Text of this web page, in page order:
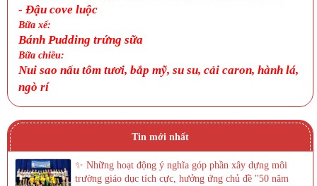
- Đậu cove luộc
Bữa xế:
Bánh Pudding trứng sữa
Bữa chiều:
Nui sao nấu tôm tươi, bắp mỹ, su su, cải caron, hành lá,
ngò rí
Tin mới nhất
✨ Những hoạt động ý nghĩa góp phần xây dựng môi
trường giáo dục tích cực, hưởng ứng chủ đề "50 năm